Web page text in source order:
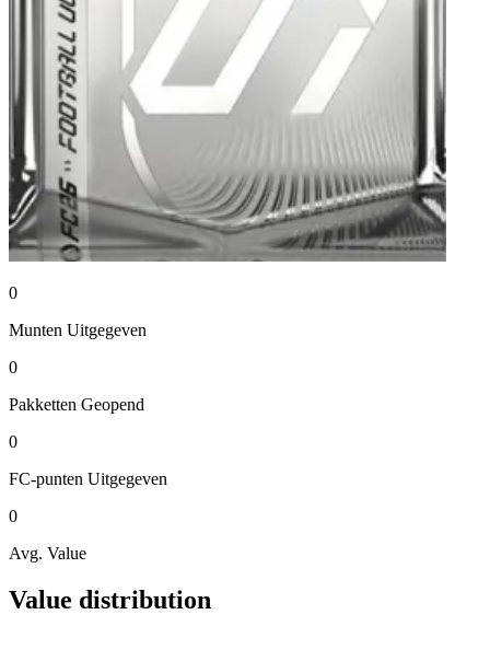
0
Munten Uitgegeven
0
Pakketten Geopend
0
FC-punten Uitgegeven
0
Avg. Value
Value distribution